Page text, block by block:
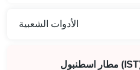
الأدوات الشعبية